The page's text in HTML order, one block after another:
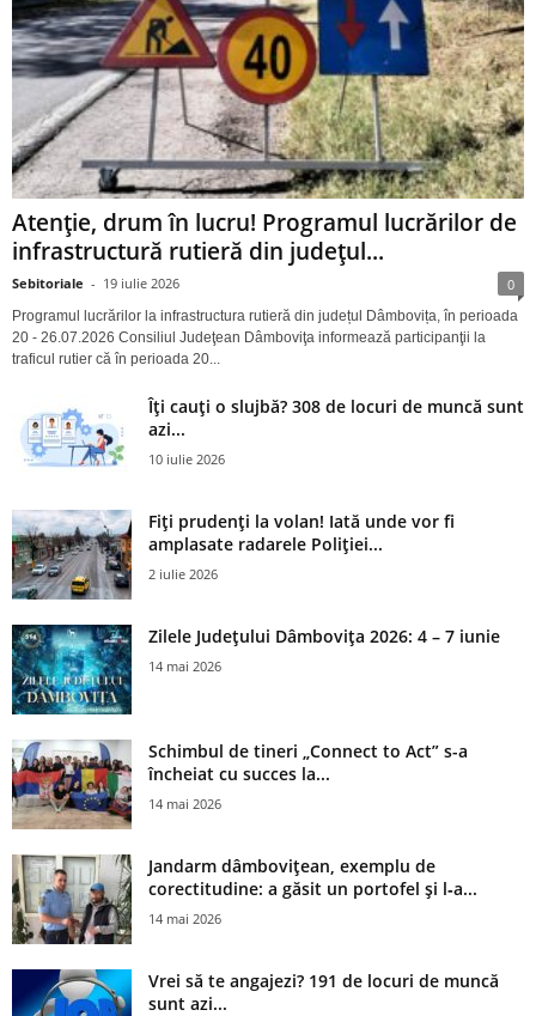
Atenție, drum în lucru! Programul lucrărilor de
infrastructură rutieră din județul...
Sebitoriale - 19 iulie 2026 0
Programul lucrărilor la infrastructura rutieră din județul Dâmbovița, în perioada
20 - 26.07.2026 Consiliul Judeţean Dâmboviţa informează participanţii la
traficul rutier că în perioada 20...
Îți cauți o slujbă? 308 de locuri de muncă sunt
azi...
10 iulie 2026
Fiți prudenți la volan! Iată unde vor fi
amplasate radarele Poliției...
2 iulie 2026
Zilele Județului Dâmbovița 2026: 4 – 7 iunie
14 mai 2026
Schimbul de tineri „Connect to Act” s-a
încheiat cu succes la...
14 mai 2026
Jandarm dâmbovițean, exemplu de
corectitudine: a găsit un portofel și l‑a...
14 mai 2026
Vrei să te angajezi? 191 de locuri de muncă
sunt azi...